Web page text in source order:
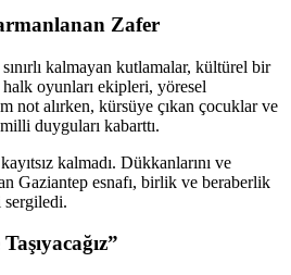
Zafer
kalmayan kutlamalar, kültürel bir
oyunları ekipleri, yöresel
not alırken, kürsüye çıkan çocuklar ve
duyguları kabarttı.
kalmadı. Dükkanlarını ve
Gaziantep esnafı, birlik ve beraberlik
sergiledi.